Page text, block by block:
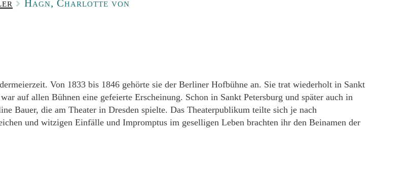
Hagn, Charlotte von
Von 1833 bis 1846 gehörte sie der Berliner Hofbühne an. Sie trat wiederholt in Sankt
auf allen Bühnen eine gefeierte Erscheinung. Schon in Sankt Petersburg und später auch in
Bauer, die am Theater in Dresden spielte. Das Theaterpublikum teilte sich je nach
und witzigen Einfälle und Impromptus im geselligen Leben brachten ihr den Beinamen der